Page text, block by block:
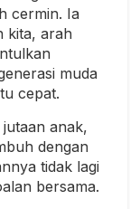
cermin. Ia
kita, arah
muda
cepat.
anak,
dengan
tidak lagi
bersama.